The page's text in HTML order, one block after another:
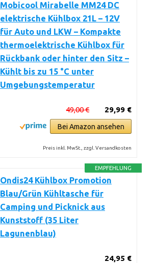
Mobicool Mirabelle MM24 DC
elektrische Kühlbox 21L – 12V
für Auto und LKW – Kompakte
thermoelektrische Kühlbox für
Rückbank oder hinter den Sitz –
Kühlt bis zu 15 °C unter
Umgebungstemperatur
29,99 €
49,00 €
Bei Amazon ansehen
Preis inkl. MwSt., zzgl. Versandkosten
EMPFEHLUNG
Ondis24 Kühlbox Promotion
Blau/Grün Kühltasche für
Camping und Picknick aus
Kunststoff (35 Liter
Lagunenblau)
24,95 €